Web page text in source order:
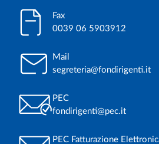
Fax
0039 06 5903912
Mail
segreteria@fondirigenti.it
PEC
fondirigenti@pec.it
PEC Fatturazione